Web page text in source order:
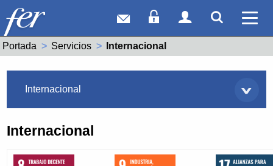
Correo webAcceso Socios
Acceso
Portada Servicios Actual:
Internacional
Internacional
Internacional